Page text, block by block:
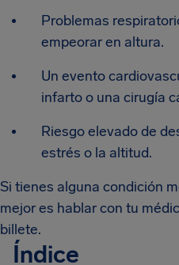
Problemas
empeorar en altura.
Un evento
infarto o una cirugía
Riesgo elevado de
estrés o la altitud.
Si tienes alguna condición
mejor es hablar con tu
billete.
Índice